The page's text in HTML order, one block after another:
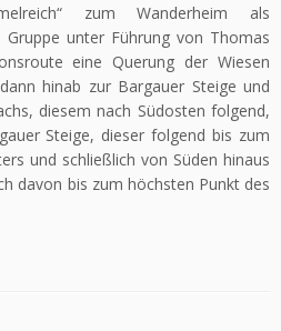
zum Wanderheim als
Gruppe unter Führung von Thomas
eine Querung der Wiesen
hinab zur Bargauer Steige und
diesem nach Südosten folgend,
Steige, dieser folgend bis zum
und schließlich von Süden hinaus
davon bis zum höchsten Punkt des